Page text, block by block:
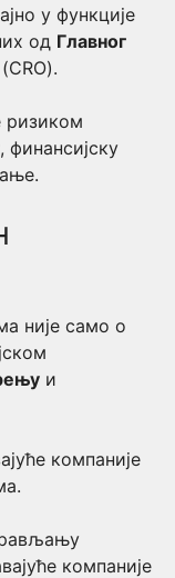
у функције
од Главног
(CRO).
ризиком
финансијску
није само о
и
компаније
компаније